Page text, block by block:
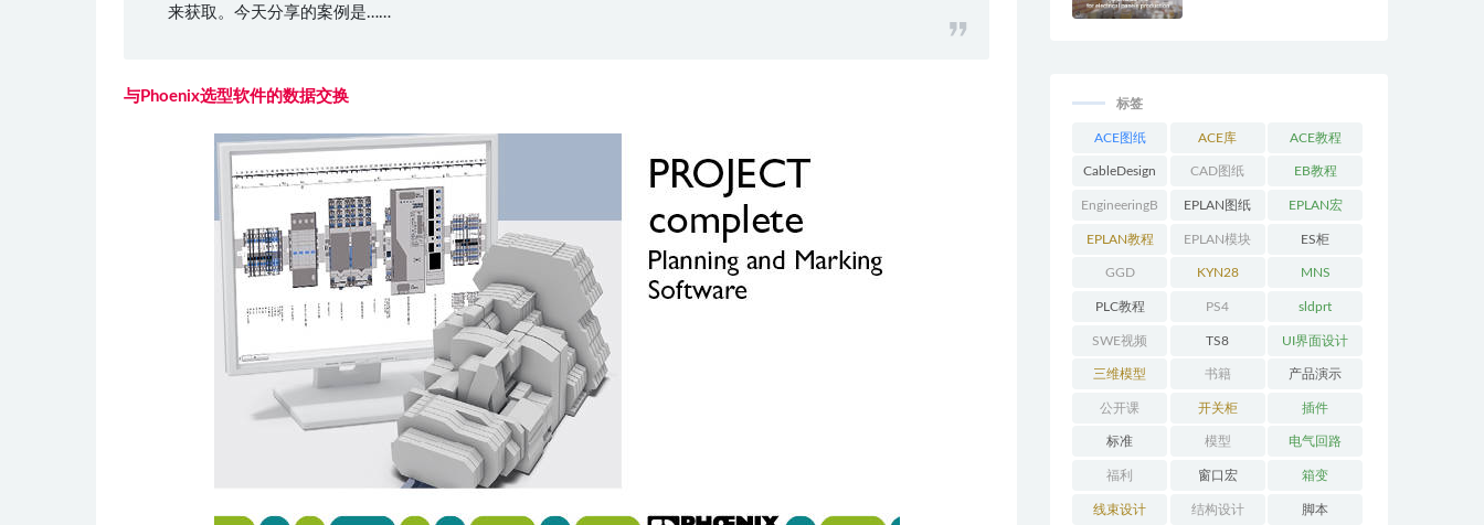
来获取。今天分享的案例是……
与 Phoenix选型软件的数据交换 标签
ACE图纸 ACE库 ACE教程
CableDesign CAD图纸 EB教程
EngineeringB
ase教程
EPLAN图纸 EPLAN宏
EPLAN教程 EPLAN模块 ES柜
GGD KYN28 MNS
PLC教程 PS4 sldprt
SWE视频 TS8 UI界面设计
三维模型 书籍 产品演示
公开课 开关柜 插件
标准 模型 电气回路
福利 窗口宏 箱变
线束设计 结构设计 脚本